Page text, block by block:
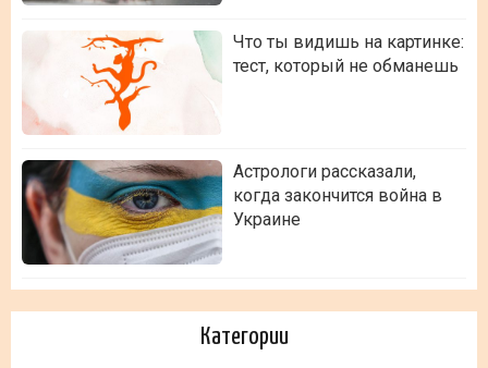
Что ты видишь на картинке:
тест, который не обманешь
Астрологи рассказали,
когда закончится война в
Украине
Категории